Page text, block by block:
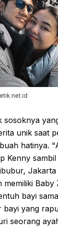
sosoknya
unik saat
hatinya.
Kenny
memiliki Baby
bayi
bayi yang
seorang